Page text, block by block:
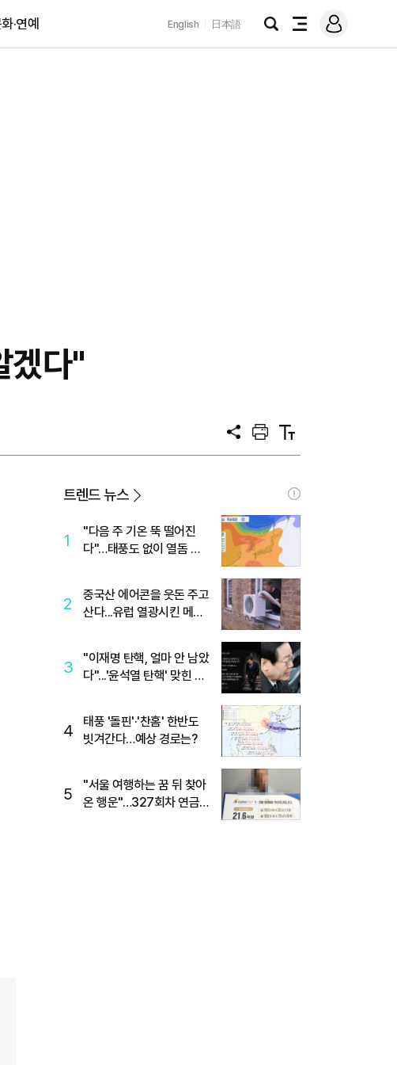
·연예 English 日本語
검
전
메
그
겠다"
공
프
트
텍
트
트렌드 뉴스
1
"다음 주 기온 뚝 떨어진
다"…태풍도 없이 열돔 박
2
중국산 에어콘을 웃돈 주고
산다...유럽 열광시킨 메이
3
"이재명 탄핵, 얼마 안 남았
다"...'윤석열 탄핵' 맞힌 무
4
태풍 '돌핀'·'찬홈' 한반도
빗겨간다…예상 경로는?
5
"서울 여행하는 꿈 뒤 찾아
온 행운"…327회차 연금